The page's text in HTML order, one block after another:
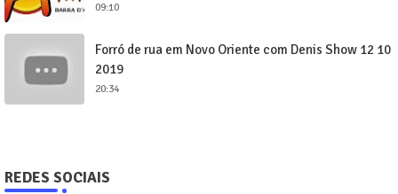
09:10
Forró de rua em Novo Oriente com Denis Show 12 10
2019
20:34
REDES SOCIAIS